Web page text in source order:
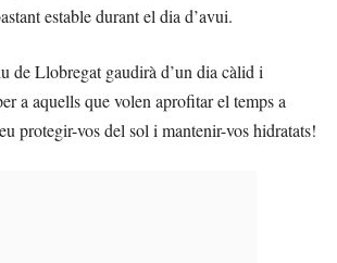
estable durant el dia d’avui.
de Llobregat gaudirà d’un dia càlid i
a aquells que volen aprofitar el temps a
protegir-vos del sol i mantenir-vos hidratats!